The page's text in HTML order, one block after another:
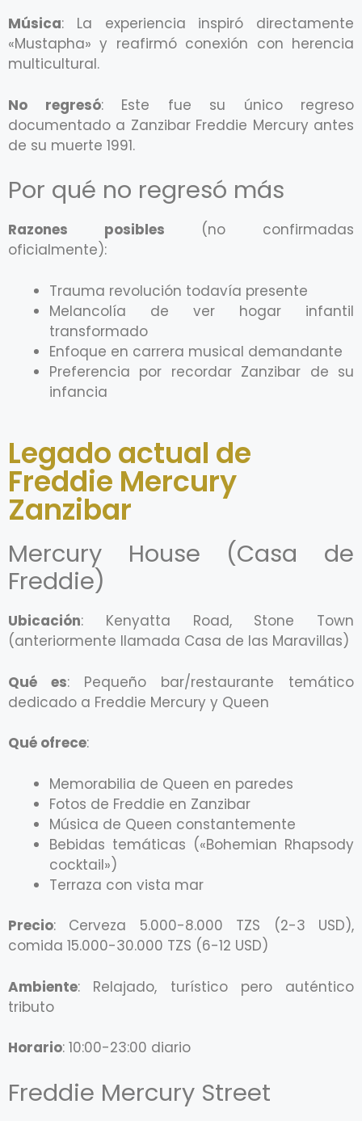
Música: La experiencia inspiró directamente
«Mustapha» y reafirmó conexión con herencia
multicultural.
No regresó: Este fue su único regreso
documentado a Zanzibar Freddie Mercury antes
de su muerte 1991.
Por qué no regresó más
Razones posibles (no confirmadas
oficialmente):
Trauma revolución todavía presente
Melancolía de ver hogar infantil
transformado
Enfoque en carrera musical demandante
Preferencia por recordar Zanzibar de su
infancia
Legado actual de
Freddie Mercury
Zanzibar
Mercury House (Casa de
Freddie)
Ubicación: Kenyatta Road, Stone Town
(anteriormente llamada Casa de las Maravillas)
Qué es: Pequeño bar/restaurante temático
dedicado a Freddie Mercury y Queen
Qué ofrece:
Memorabilia de Queen en paredes
Fotos de Freddie en Zanzibar
Música de Queen constantemente
Bebidas temáticas («Bohemian Rhapsody
cocktail»)
Terraza con vista mar
Precio: Cerveza 5.000-8.000 TZS (2-3 USD),
comida 15.000-30.000 TZS (6-12 USD)
Ambiente: Relajado, turístico pero auténtico
tributo
Horario: 10:00-23:00 diario
Freddie Mercury Street